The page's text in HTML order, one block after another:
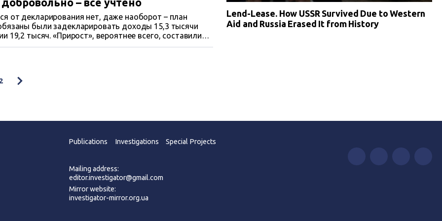
тысяч. «Прирост», вероятнее всего, составили
2
Lend-Lease. How USSR Survived Due to Western
Aid and Russia Erased It from History
Publications Investigations Special Projects
Mailing address:
editor.investigator@gmail.com
Mirror website:
investigator-mirror.org.ua